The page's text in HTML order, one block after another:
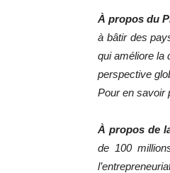
À propos du
à bâtir des
qui améliore la
perspective
Pour en savoir
À propos de
de 100